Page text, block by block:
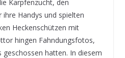
Karpfenzucht, den
Handys und spielten
Heckenschützen mit
hingen Fahndungsfotos,
geschossen hatten. In diesem